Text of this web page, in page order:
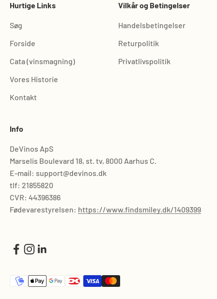
Hurtige Links
Søg
Forside
Cata (vinsmagning)
Vores Historie
Kontakt
Vilkår og Betingelser
Handelsbetingelser
Returpolitik
Privatlivspolitik
Info
DeVinos ApS
Marselis Boulevard 18, st. tv, 8000 Aarhus C.
E-mail: support@devinos.dk
tlf: 21855820
CVR: 44396386
Fødevarestyrelsen: https://www.findsmiley.dk/1409399